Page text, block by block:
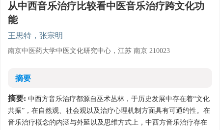
从中西音乐治疗比较看中医音乐治疗跨文化功
能
王思特，张宗明
南京中医药大学中医文化研究中心，江苏 南京 210023
摘要
摘要: 中西方音乐治疗都源自巫术丛林，于历史发展中存在着“文化
共振”，在自然观、社会观以及治疗心理机制方面具有可通约性。在
音乐治疗概念的内涵与外延以及思维方式上，中西方音乐治疗存在